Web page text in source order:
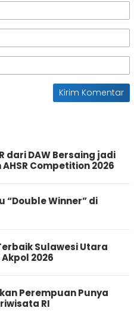
dari DAW Bersaing jadi
Competition 2026
“Double Winner” di
Sulawesi Utara
2026
Perempuan Punya
RI